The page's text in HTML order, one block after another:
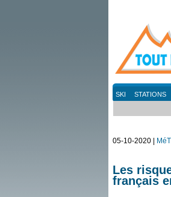
SKI STATIONS
05-10-2020 |
Les
français